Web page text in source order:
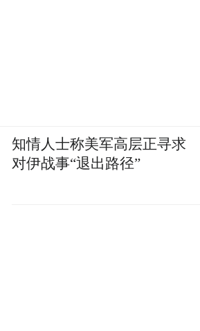
知情人士称美军高层正寻求
对伊战事“退出路径”